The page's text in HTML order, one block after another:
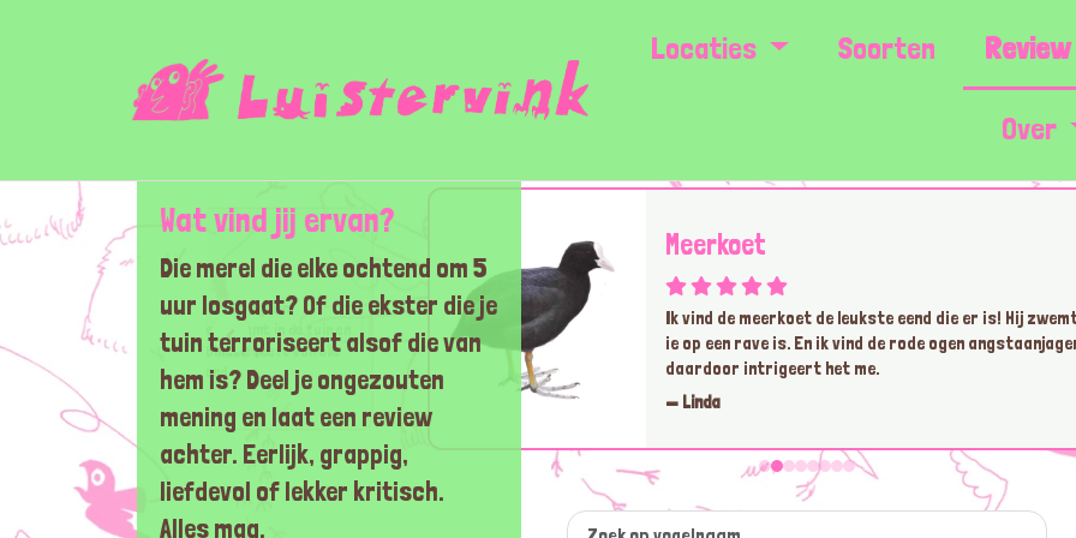
Locaties Soorten
Over
de gaai een erg ondergewaardeerde vogel in
Het is een vogel die je snel tegenkomt in de tuin en
wel de mooiste kleurencombinatie heeft van alle
tuinvogels in Nederland.
Meerkoet
Ik vind de meerkoet de leukste eend die er is! Hij
ie op een rave is. En ik vind de rode ogen
daardoor intrigeert het me.
— Linda
‹
Wat vind jij ervan?
Die merel die elke ochtend om 5
uur losgaat? Of die ekster die je
tuin terroriseert alsof die van
hem is? Deel je ongezouten
mening en laat een review
achter. Eerlijk, grappig,
liefdevol of lekker kritisch.
Alles mag.